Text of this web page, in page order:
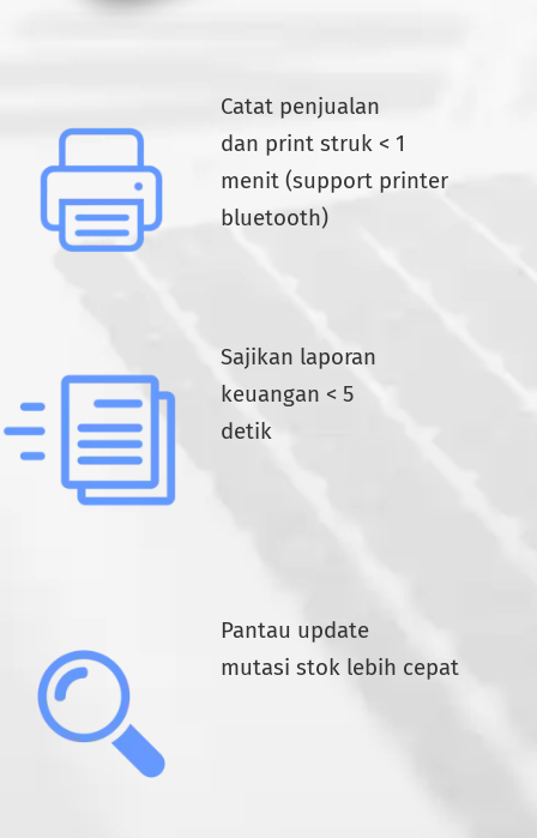
Catat penjualan
dan print struk < 1
menit (support printer
bluetooth)
Sajikan laporan
keuangan < 5
detik
Pantau update
mutasi stok lebih cepat